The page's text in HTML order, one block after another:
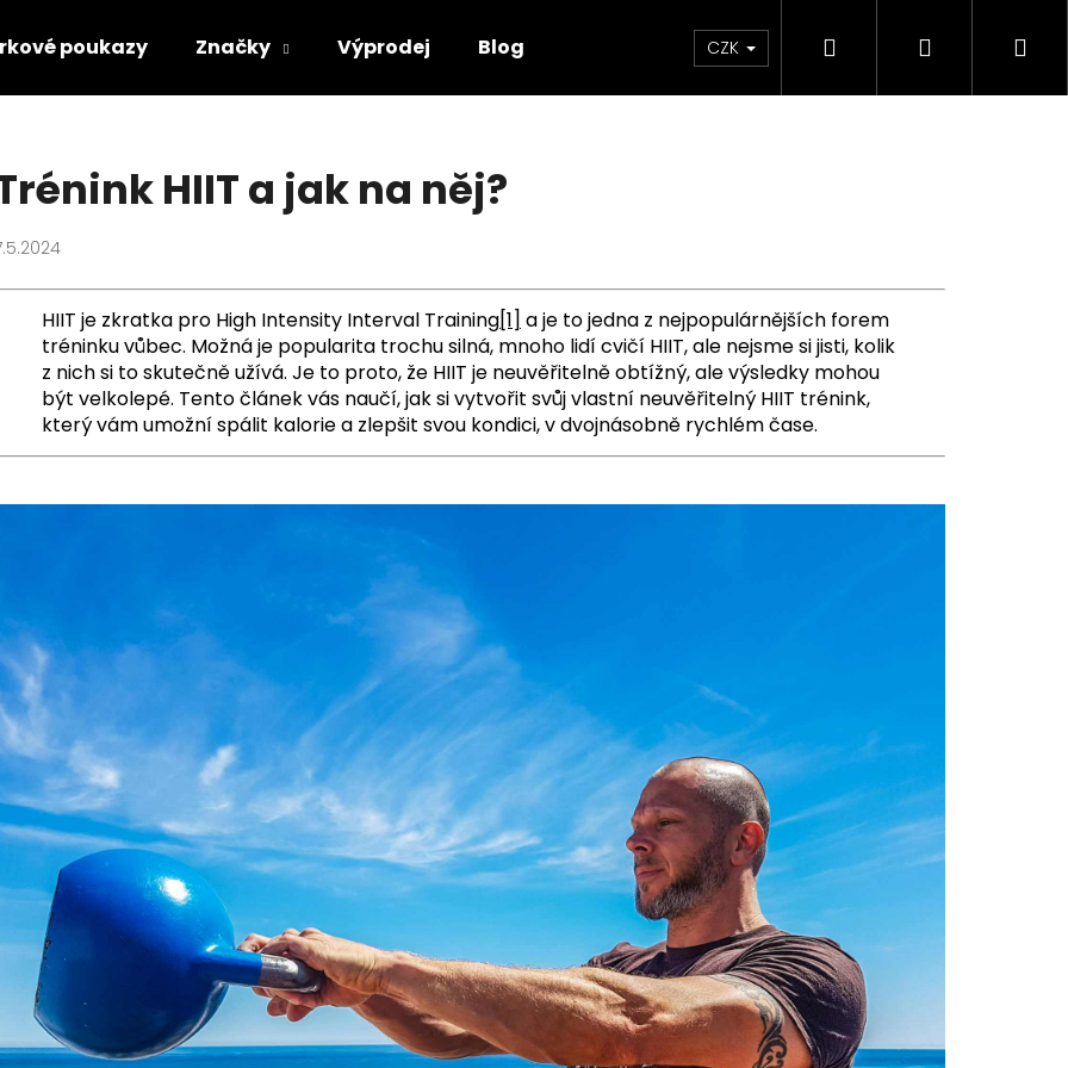
poukazy Značky Výprodej Blog CZK Hledat Přihlášení
HIIT a jak na něj?
HIIT je zkratka pro High Intensity Interval Training[1] a je to jedna z nejpopulárnějších forem
tréninku vůbec. Možná je popularita trochu silná, mnoho lidí cvičí HIIT, ale nejsme si jisti, kolik
z nich si to skutečně užívá. Je to proto, že HIIT je neuvěřitelně obtížný, ale výsledky mohou
být velkolepé. Tento článek vás naučí, jak si vytvořit svůj vlastní neuvěřitelný HIIT trénink,
který vám umožní spálit kalorie a zlepšit svou kondici, v dvojnásobně rychlém čase.
Doporučujeme